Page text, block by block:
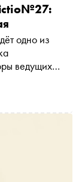
одно из
ведущих
Петрова
и сборник